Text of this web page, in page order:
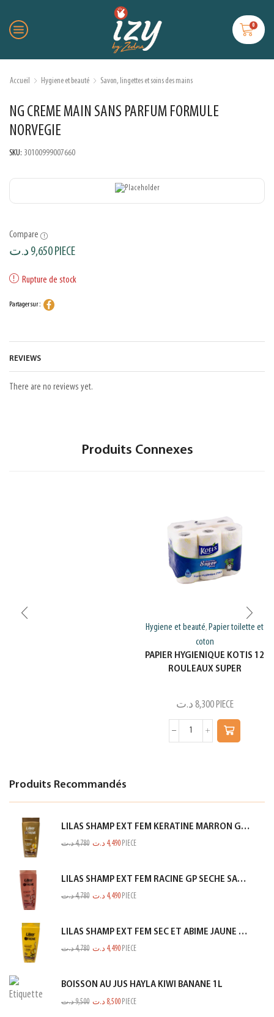
0
Accueil Hygiene et beauté Savon, lingettes et soins des mains
NG CREME MAIN SANS PARFUM FORMULE
NORVEGIE
SKU: 30100999007660
Compare
9,650د.ت PIECE
Rupture de stock
Partager sur :
REVIEWS
There are no reviews yet.
Produits Connexes
Hygiene et beauté, Papier toilette et
coton
PAPIER HYGIENIQUE KOTIS 12
ROULEAUX SUPER
8,300 د.ت PIECE
Produits Recommandés
LILAS SHAMP EXT FEM KERATINE MARRON GOLD 350ML
4,780د.ت 4,490 د.ت PIECE
LILAS SHAMP EXT FEM RACINE GP SECHE SAUMON 350ML
4,780د.ت 4,490 د.ت PIECE
LILAS SHAMP EXT FEM SEC ET ABIME JAUNE 350ML
4,780د.ت 4,490 د.ت PIECE
BOISSON AU JUS HAYLA KIWI BANANE 1L
9,500د.ت 8,500 د.ت PIECE